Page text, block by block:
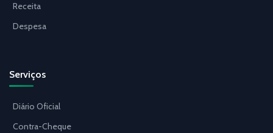
Receita
Despesa
Serviços
Diário Oficial
Contra-Cheque